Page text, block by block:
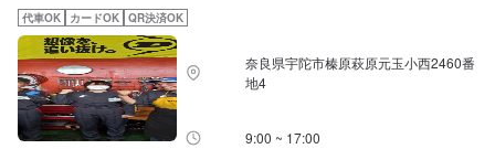
代車OK カードOK QR決済OK
奈良県宇陀市榛原萩原元玉小西2460番
地4
9:00 ~ 17:00